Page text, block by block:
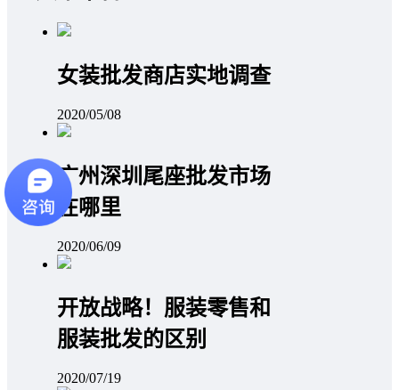
女装批发商店实地调查
2020/05/08
广州深圳尾座批发市场
在哪里
2020/06/09
开放战略！服装零售和
服装批发的区别
2020/07/19